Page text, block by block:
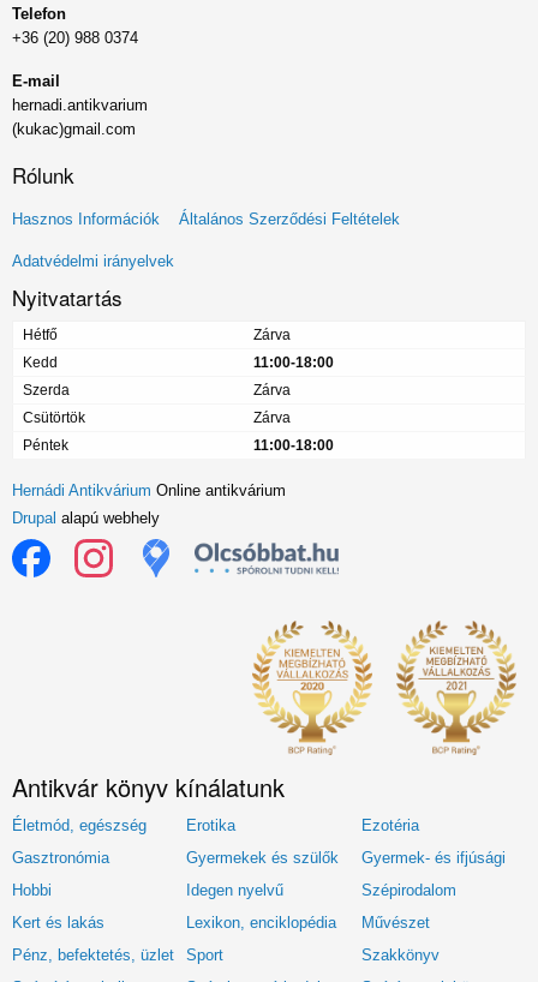
Telefon
+36 (20) 988 0374
E-mail
hernadi.antikvarium
(kukac)gmail.com
Rólunk
Lábléc
menü
Hasznos Információk Általános Szerződési Feltételek
Adatvédelmi irányelvek
Nyitvatartás
Hétfő
Zárva
Kedd
11:00-18:00
Szerda
Zárva
Csütörtök
Zárva
Péntek
11:00-18:00
Hernádi Antikvárium Online antikvárium
Drupal alapú webhely
Antikvár könyv kínálatunk
Életmód, egészség Erotika
Ezotéria
Gasztronómia
Gyermekek és szülők
Gyermek- és ifjúsági
Hobbi
Idegen nyelvű
Szépirodalom
Kert és lakás
Lexikon, enciklopédia
Művészet
Pénz, befektetés, üzlet
Sport
Szakkönyv